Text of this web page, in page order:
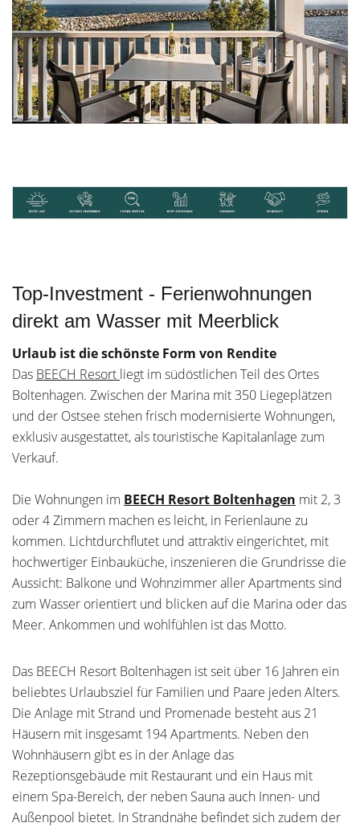
Top-Investment - Ferienwohnungen
direkt am Wasser mit Meerblick
Urlaub ist die schönste Form von Rendite
Das BEECH Resort liegt im südöstlichen Teil des Ortes
Boltenhagen. Zwischen der Marina mit 350 Liegeplätzen
und der Ostsee stehen frisch modernisierte Wohnungen,
exklusiv ausgestattet, als touristische Kapitalanlage zum
Verkauf.
Die Wohnungen im BEECH Resort Boltenhagen mit 2, 3
oder 4 Zimmern machen es leicht, in Ferienlaune zu
kommen. Lichtdurchflutet und attraktiv eingerichtet, mit
hochwertiger Einbauküche, inszenieren die Grundrisse die
Aussicht: Balkone und Wohnzimmer aller Apartments sind
zum Wasser orientiert und blicken auf die Marina oder das
Meer. Ankommen und wohlfühlen ist das Motto.
Das BEECH Resort Boltenhagen ist seit über 16 Jahren ein
beliebtes Urlaubsziel für Familien und Paare jeden Alters.
Die Anlage mit Strand und Promenade besteht aus 21
Häusern mit insgesamt 194 Apartments. Neben den
Wohnhäusern gibt es in der Anlage das
Rezeptionsgebäude mit Restaurant und ein Haus mit
einem Spa-Bereich, der neben Sauna auch Innen- und
Außenpool bietet. In Strandnähe befindet sich zudem der